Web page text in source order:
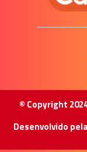
© Copyright
Desenvolvido pela